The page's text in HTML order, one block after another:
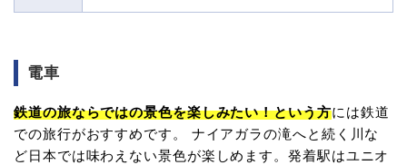
電車
鉄道の旅ならではの景色を楽しみたい！という方には鉄道
での旅行がおすすめです。 ナイアガラの滝へと続く川な
ど日本では味わえない景色が楽しめます。発着駅はユニオ